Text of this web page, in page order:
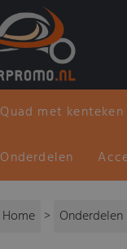
Quad met kenteken
Onderdelen
Home > Onderdelen